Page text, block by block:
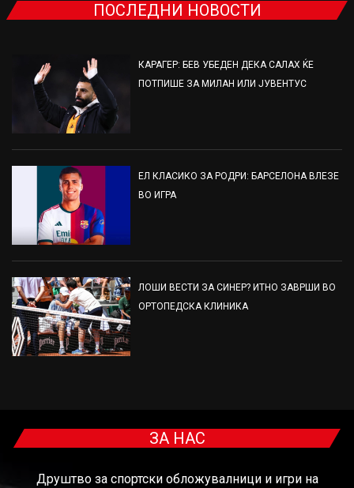
ПОСЛЕДНИ НОВОСТИ
КАРАГЕР: БЕВ УБЕДЕН ДЕКА САЛАХ ЌЕ
ПОТПИШЕ ЗА МИЛАН ИЛИ ЈУВЕНТУС
ЕЛ КЛАСИКО ЗА РОДРИ: БАРСЕЛОНА ВЛЕЗЕ
ВО ИГРА
ЛОШИ ВЕСТИ ЗА СИНЕР? ИТНО ЗАВРШИ ВО
ОРТОПЕДСКА КЛИНИКА
ЗА НАС
Друштво за спортски обложувалници и игри на